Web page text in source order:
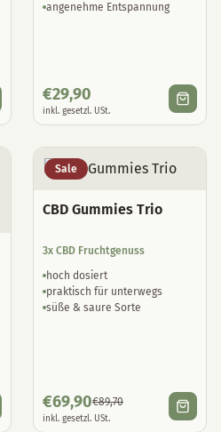
angenehme Entspannung
€29,90
inkl. gesetzl. USt.
Sale
CBD Gummies Trio
3x CBD Fruchtgenuss
hoch dosiert
praktisch für unterwegs
süße & saure Sorte
€69,90€89,70
inkl. gesetzl. USt.